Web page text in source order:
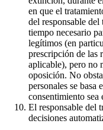
en que el
del responsable del
tiempo necesario
legítimos (en
prescripción de las
aplicable), pero no
oposición. No
personales se basa
consentimiento sea
El responsable del
decisiones